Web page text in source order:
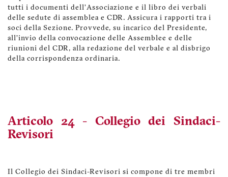
tutti i documenti dell’Associazione e il libro dei verbali
delle sedute di assemblea e CDR. Assicura i rapporti tra i
soci della Sezione. Provvede, su incarico del Presidente,
all'invio della convocazione delle Assemblee e delle
riunioni del CDR, alla redazione del verbale e al disbrigo
della corrispondenza ordinaria.
Articolo 24 - Collegio dei Sindaci-
Revisori
Il Collegio dei Sindaci-Revisori si compone di tre membri